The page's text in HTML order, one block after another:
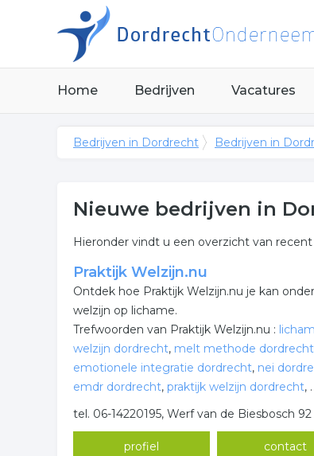
Home Bedrijven Vacatures
Bedrijven in Dordrecht Bedrijven in
Nieuwe bedrijven in
Hieronder vindt u een overzicht van
Praktijk Welzijn.nu
Ontdek hoe Praktijk Welzijn.nu je kan
welzijn op lichame.
Trefwoorden van Praktijk Welzijn.nu :
welzijn dordrecht, melt methode dordrecht
emotionele integratie dordrecht, nei
emdr dordrecht, praktijk welzijn dordrecht, .
tel. 06-14220195, Werf van de Biesbosch
profiel contact